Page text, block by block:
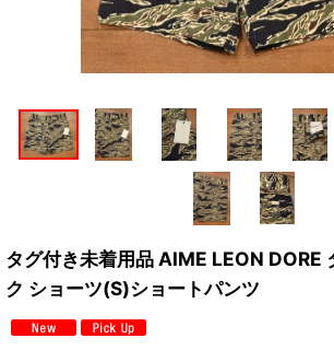
タグ付き未着用品 AIME LEON DORE
ク ショーツ(S)ショートパンツ